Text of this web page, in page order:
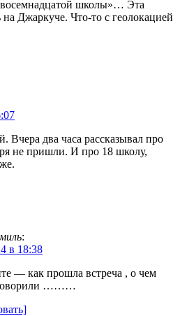
школы»… Эта
на Джаркуче. Что-то с геолокацией
Вчера два часа рассказывал про
не пришли. И про 18 школу,
:
в 18:38
— как прошла встреча , о чем
………